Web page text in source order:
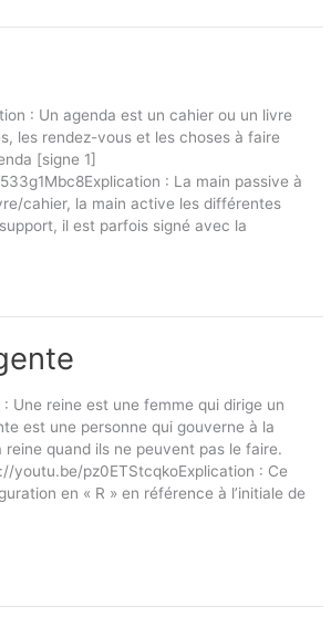
: Un agenda est un cahier ou un livre
les rendez-vous et les choses à faire
[signe 1]
: La main passive à
cahier, la main active les différentes
il est parfois signé avec la
Une reine est une femme qui dirige un
est une personne qui gouverne à la
reine quand ils ne peuvent pas le faire.
youtu.be/pz0ETStcqkoExplication : Ce
en « R » en référence à l’initiale de